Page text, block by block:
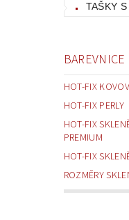
TAŠKY
HOT-FIX
HOT-FIX PERLY
HOT-FIX
PREMIUM
HOT-FIX
ROZMĚRY